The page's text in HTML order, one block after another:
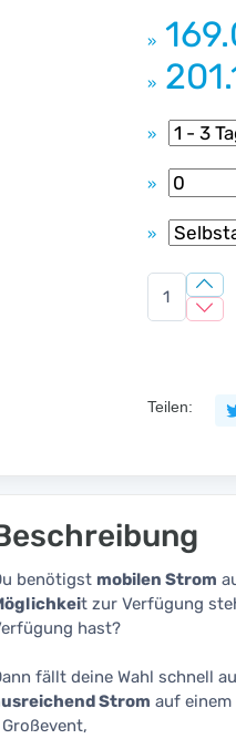
»
»
»
»
»
Teilen:
benötigst mobilen Strom
t zur Verfügung
hast?
fällt deine Wahl schnell
Strom auf einem
Großevent,